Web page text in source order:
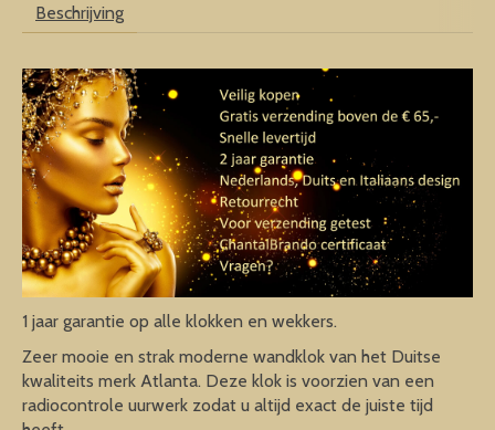
Beschrijving
1 jaar garantie op alle klokken en wekkers.
Zeer mooie en strak moderne wandklok van het Duitse
kwaliteits merk Atlanta. Deze klok is voorzien van een
radiocontrole uurwerk zodat u altijd exact de juiste tijd